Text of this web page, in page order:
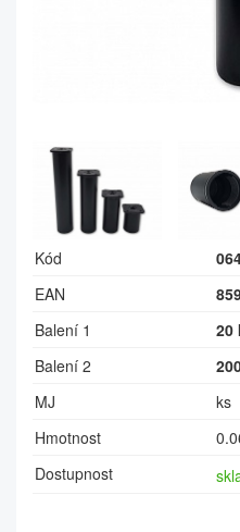
Kód
EAN
Balení 1
20
Balení 2
MJ
ks
Hmotnost
Dostupnost